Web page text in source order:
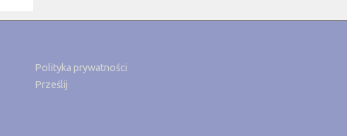
Polityka prywatności
Prześlij